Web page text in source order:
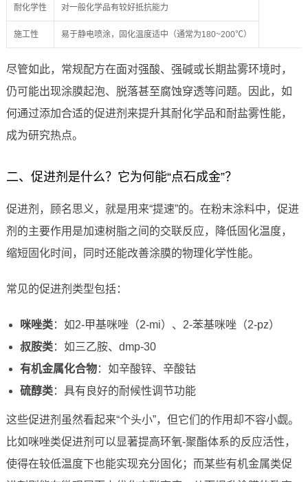
耐化学性 对一般化学品有较好抵抗能力
施工性 易于静电喷涂，固化温度适中（通常为180~200℃）
尽管如此，常规配方在面对强酸、强碱或长期盐雾环境时，
仍可能出现涂膜起泡、脱落甚至腐蚀穿透等问题。因此，如
何通过添加合适的促进剂来提升其耐化学品和耐盐雾性能，
成为研究热点。
二、促进剂是什么？它为何能“点石成金”？
促进剂，顾名思义，就是用来“提速”的。在粉末涂料中，促进
剂的主要作用是加速树脂之间的交联反应，降低固化温度，
缩短固化时间，同时还能改善涂膜的物理化学性能。
常见的促进剂类型包括：
咪唑类：如2-甲基咪唑（2-mi）、2-苯基咪唑（2-pz）
叔胺类：如三乙胺、dmp-30
有机金属化合物：如辛酸锌、辛酸钴
硫醇类：具有良好的耐候性调节功能
这些促进剂虽然看起来“个头小”，但它们的作用却不容小觑。
比如咪唑类促进剂可以显著提高环氧-聚酯体系的反应活性，
使得在较低温度下也能实现充分固化；而某些有机金属类促